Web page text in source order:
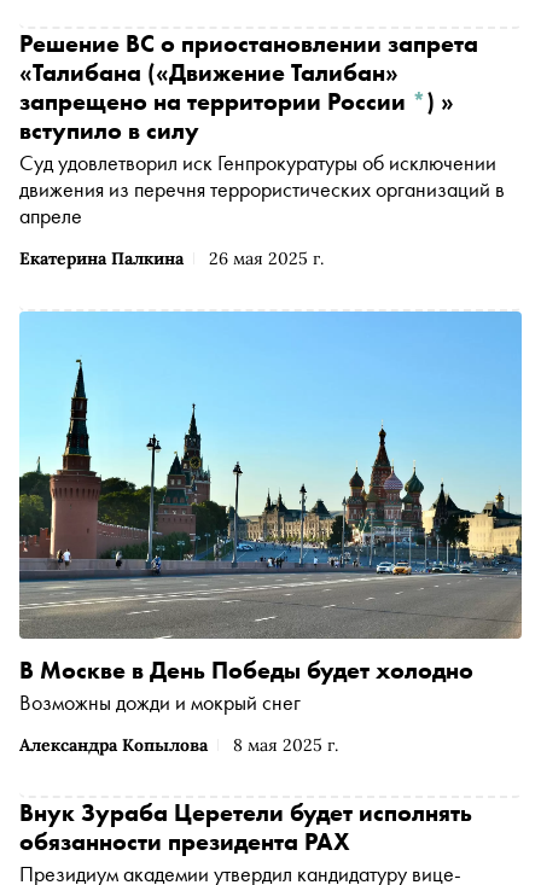
Екатерина Палкина 26 мая 2025 г.
Решение ВС о приостановлении запрета
«Талибана («Движение Талибан»
запрещено на территории России *) »
вступило в силу
Суд удовлетворил иск Генпрокуратуры об исключении
движения из перечня террористических организаций в
апреле
Александра Копылова 8 мая 2025 г.
В Москве в День Победы будет холодно
Возможны дожди и мокрый снег
Внук Зураба Церетели будет исполнять
обязанности президента РАХ
Президиум академии утвердил кандидатуру вице-